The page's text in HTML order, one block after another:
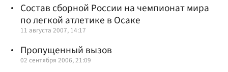
Состав сборной России на чемпионат мира
по легкой атлетике в Осаке
11 августа 2007, 14:17
Пропущенный вызов
02 сентября 2006, 21:09